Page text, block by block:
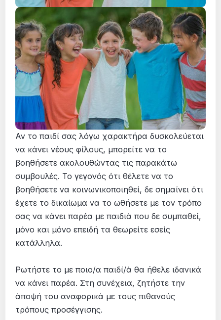
Αν το παιδί σας λόγω χαρακτήρα δυσκολεύεται
να κάνει νέους φίλους, μπορείτε να το
βοηθήσετε ακολουθώντας τις παρακάτω
συμβουλές. Το γεγονός ότι θέλετε να το
βοηθήσετε να κοινωνικοποιηθεί, δε σημαίνει ότι
έχετε το δικαίωμα να το ωθήσετε με τον τρόπο
σας να κάνει παρέα με παιδιά που δε συμπαθεί,
μόνο και μόνο επειδή τα θεωρείτε εσείς
κατάλληλα.
Ρωτήστε το με ποιο/α παιδί/ά θα ήθελε ιδανικά
να κάνει παρέα. Στη συνέχεια, ζητήστε την
άποψή του αναφορικά με τους πιθανούς
τρόπους προσέγγισης.